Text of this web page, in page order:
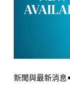
新聞與最新消息